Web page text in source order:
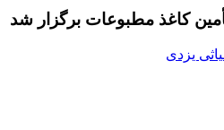
کاغذ مطبوعات برگزار شد
یزدی